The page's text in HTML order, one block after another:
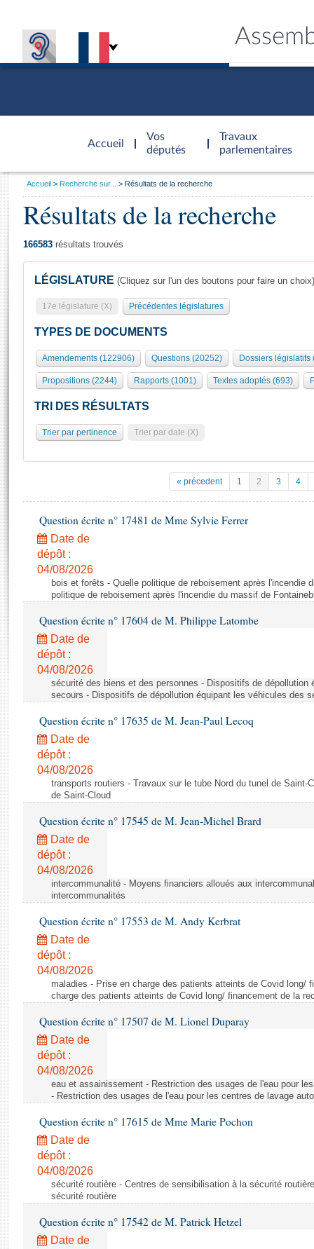
Accueil
d'accueil
Vos
députés
Travaux
parlementaires
Présidence
577 députés
Groupes politiques
Séance publique
Commissions et autres organes
Europe et International
Pétitions
Projets de loi
Propositions de loi
Amendements
Textes adoptés
Rapports législatifs
Rapports sur l'application des lois
Baromètre de l’application des lois
Dossiers législatifs
Budget et sécurité sociale
Questions écrites et orales
Comptes rendus des débats
Général
Rôle et pouvoirs de l'Assemblée
Organisation de l'Assemblée
Présidence Conférence des Présidents Bureau Collège des
Statistiques et chiffres clés
( Constitution | Règlement de l'Assemblée ... )
Histoire
Juniors
Anciennes législatures
Visiter l'Assemblée
Visite virtuelle du palais Bourbon
Assister à une séance
Contacts et plan d'accès
Photos libres de droit
Vous
Accueil Recherche sur... Résultats de la recherche
Résultats de la recherche
166583 résultats trouvés
LÉGISLATURE (Cliquez sur l'un des boutons pour faire un choix)
17e législature (X) Précédentes législatures
TYPES DE DOCUMENTS
Amendements (122906) Questions (20252) Dossiers législatifs
Propositions (2244) Rapports (1001) Textes adoptés (693)
TRI DES RÉSULTATS
Trier par pertinence Trier par date (X)
« précedent 1 2 3 4
Question écrite n° 17481 de Mme Sylvie Ferrer
Date de
dépôt :
04/08/2026
bois et forêts - Quelle politique de reboisement après l'incendie
politique de reboisement après l'incendie du massif de
Question écrite n° 17604 de M. Philippe Latombe
Date de
dépôt :
04/08/2026
sécurité des biens et des personnes - Dispositifs de
secours - Dispositifs de dépollution équipant les véhicules des
Question écrite n° 17635 de M. Jean-Paul Lecoq
Date de
dépôt :
04/08/2026
transports routiers - Travaux sur le tube Nord du tunel de Saint-
de Saint-Cloud
Question écrite n° 17545 de M. Jean-Michel Brard
Date de
dépôt :
04/08/2026
intercommunalité - Moyens financiers alloués aux
intercommunalités
Question écrite n° 17553 de M. Andy Kerbrat
Date de
dépôt :
04/08/2026
maladies - Prise en charge des patients atteints de Covid long/
charge des patients atteints de Covid long/ financement de la
Question écrite n° 17507 de M. Lionel Duparay
Date de
dépôt :
04/08/2026
eau et assainissement - Restriction des usages de l'eau pour
- Restriction des usages de l'eau pour les centres de lavage
Question écrite n° 17615 de Mme Marie Pochon
Date de
dépôt :
04/08/2026
sécurité routière - Centres de sensibilisation à la sécurité
sécurité routière
Question écrite n° 17542 de M. Patrick Hetzel
Date de